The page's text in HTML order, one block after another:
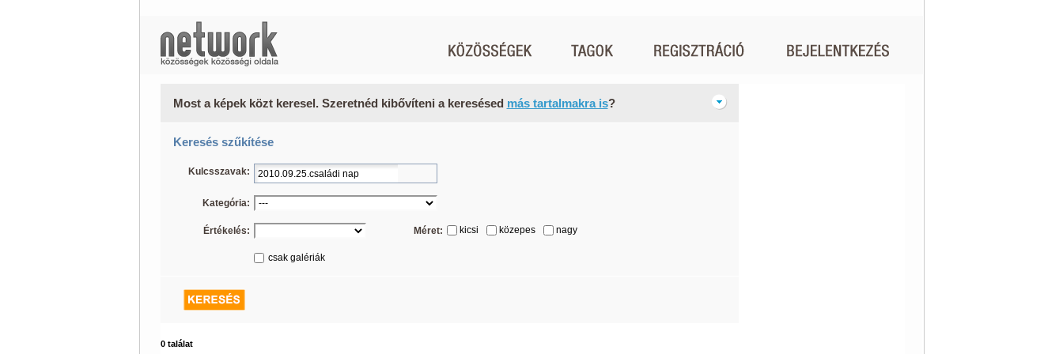
Most a képek közt keresel. Szeretnéd kibővíteni a keresésed más tartalmakra is?
Keresés szűkítése
Kulcsszavak:
Kategória:
Értékelés: Méret: kicsi közepes nagy
csak galériák
0 találat